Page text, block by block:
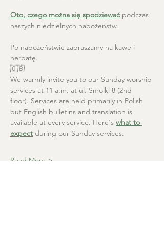
Oto, czego można się spodziewać podczas
naszych niedzielnych nabożeństw.
Po nabożeństwie zapraszamy na kawę i
herbatę.
🇬🇧
We warmly invite you to our Sunday worship
services at 11 a.m. at ul. Smolki 8 (2nd
floor). Services are held primarily in Polish
but English bulletins and translation is
available at every service. Here's what to
expect during our Sunday services.
Read More >